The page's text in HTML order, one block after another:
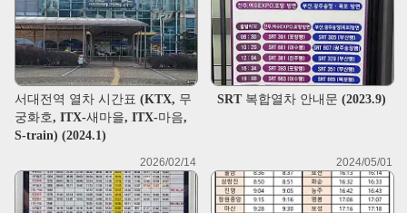
서대전역 열차 시간표 (KTX, 무
궁화호, ITX-새마을, ITX-마음,
S-train) (2024.1)
SRT 복합열차 안내문 (2023.9)
2026/02/14 2024/05/01